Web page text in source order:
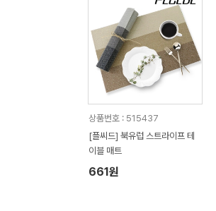
상품번호 : 515437
[플씨드] 북유럽 스트라이프 테
이블 매트
661원